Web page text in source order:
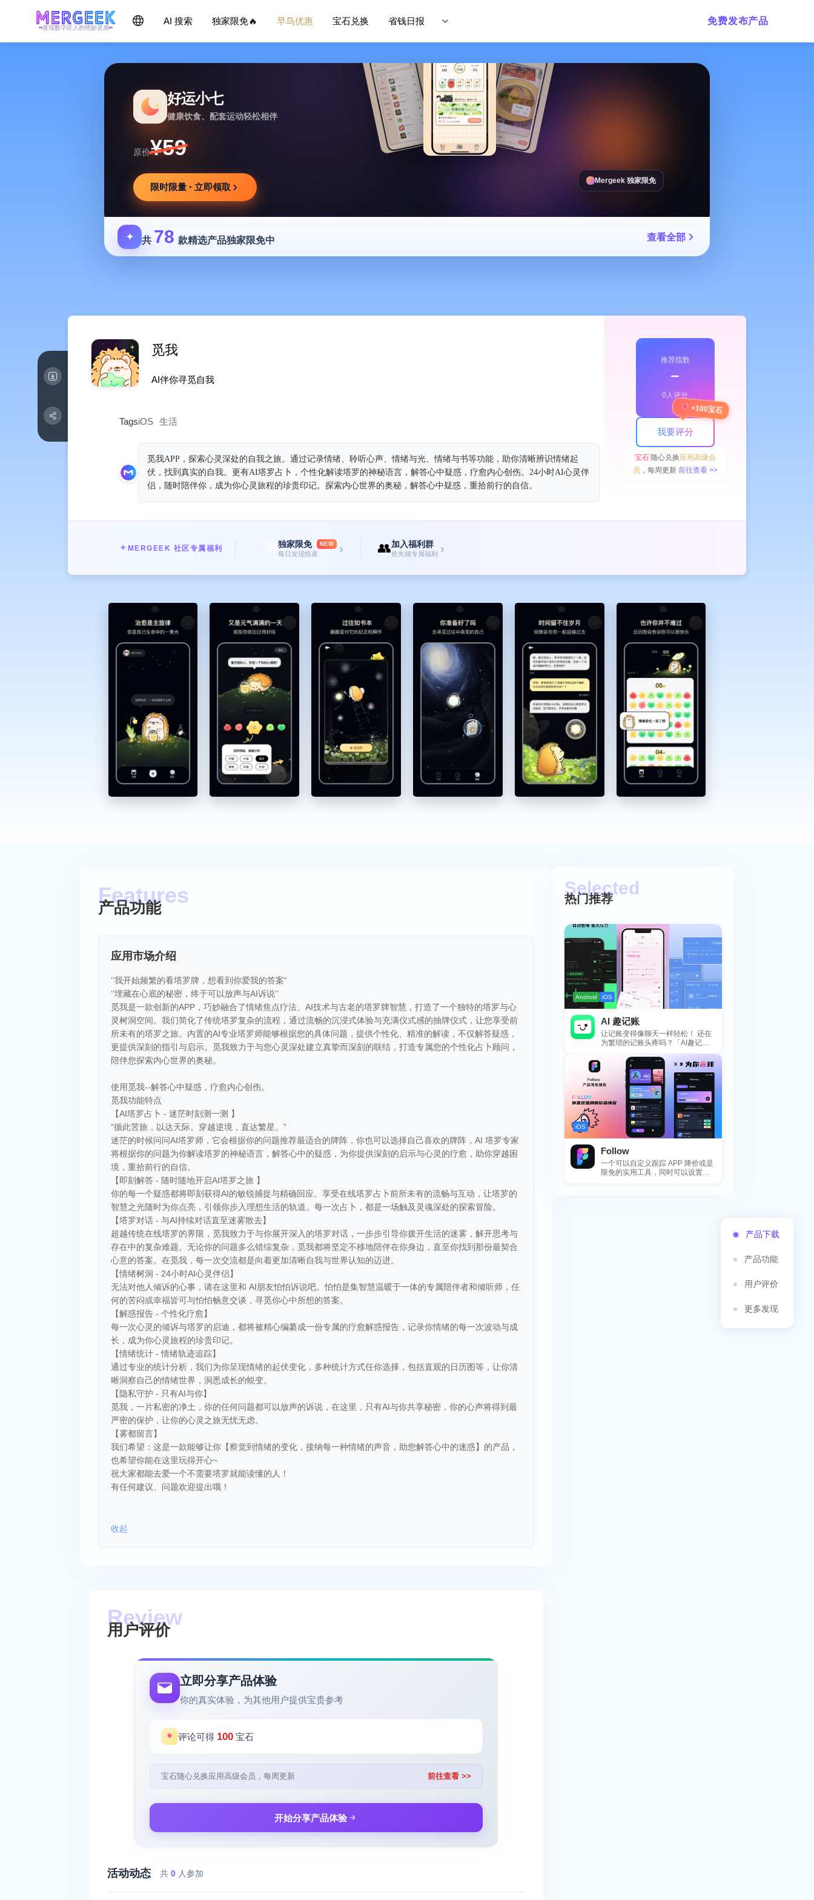
发现数字匠人的绝妙灵感
AI 搜索 独家限免🔥 早鸟优惠 宝石兑换 省钱日报 免费发布产品
好运小七
健康饮食、配套运动轻松相伴
原价¥59
限时限量 · 立即领取
Mergeek 独家限免
✦ 共 78 款精选产品独家限免中 查看全部
觅我
AI伴你寻觅自‪我‬
TagsiOS 生活
觅我APP，探索心灵深处的自我之旅。通过记录情绪、聆听心声、情绪与光、情绪与书等功能，助你清晰辨识情绪起
伏，找到真实的自我。更有AI塔罗占卜，个性化解读塔罗的神秘语言，解答心中疑惑，疗愈内心创伤。24小时AI心灵伴
侣，随时陪伴你，成为你心灵旅程的珍贵印记。探索内心世界的奥秘，解答心中疑惑，重拾前行的自信。
推荐指数
﹣
0人评分
我要评分
+100宝石
宝石随心兑换应用高级会
员 ，每周更新 前往查看 >>
✦ MERGEEK 社区专属福利 独家限免 NEW
每日发现惊喜 › 👥加入福利群
抢先领专属福利 ›
产品下载
产品功能
用户评价
更多发现
产品功能
应用市场介绍
‘’我开始频繁的看塔罗牌，想看到你爱我的答案“
‘’埋藏在心底的秘密，终于可以放声与AI诉说‘’
觅我是一款创新的APP，巧妙融合了情绪焦点疗法、AI技术与古老的塔罗牌智慧，打造了一个独特的塔罗与心
灵树洞空间。我们简化了传统塔罗复杂的流程，通过流畅的沉浸式体验与充满仪式感的抽牌仪式，让您享受前
所未有的塔罗之旅。内置的AI专业塔罗师能够根据您的具体问题，提供个性化、精准的解读，不仅解答疑惑，
更提供深刻的指引与启示。觅我致力于与您心灵深处建立真挚而深刻的联结，打造专属您的个性化占卜顾问，
陪伴您探索内心世界的奥秘。
使用觅我--解答心中疑惑，疗愈内心创伤。
觅我功能特点
【AI塔罗占卜 - 迷茫时刻测一测 】
“循此苦旅，以达天际。穿越逆境，直达繁星。”
迷茫的时候问问AI塔罗师，它会根据你的问题推荐最适合的牌阵，你也可以选择自己喜欢的牌阵，AI 塔罗专家
将根据你的问题为你解读塔罗的神秘语言，解答心中的疑惑，为你提供深刻的启示与心灵的疗愈，助你穿越困
境，重拾前行的自信。
【即刻解答 - 随时随地开启AI塔罗之旅 】
你的每一个疑惑都将即刻获得AI的敏锐捕捉与精确回应。享受在线塔罗占卜前所未有的流畅与互动，让塔罗的
智慧之光随时为你点亮，引领你步入理想生活的轨道。每一次占卜，都是一场触及灵魂深处的探索冒险。
【塔罗对话 - 与AI持续对话直至迷雾散去】
超越传统在线塔罗的界限，觅我致力于与你展开深入的塔罗对话，一步步引导你拨开生活的迷雾，解开思考与
存在中的复杂难题。无论你的问题多么错综复杂，觅我都将坚定不移地陪伴在你身边，直至你找到那份最契合
心意的答案。在觅我，每一次交流都是向着更加清晰自我与世界认知的迈进。
【情绪树洞 - 24小时AI心灵伴侣】
无法对他人倾诉的心事，请在这里和 AI朋友怕怕诉说吧。怕怕是集智慧温暖于一体的专属陪伴者和倾听师，任
何的苦闷或幸福皆可与怕怕畅意交谈，寻觅你心中所想的答案。
【解惑报告 - 个性化疗愈】
每一次心灵的倾诉与塔罗的启迪，都将被精心编纂成一份专属的疗愈解惑报告，记录你情绪的每一次波动与成
长，成为你心灵旅程的珍贵印记。
【情绪统计 - 情绪轨迹追踪】
通过专业的统计分析，我们为你呈现情绪的起伏变化，多种统计方式任你选择，包括直观的日历图等，让你清
晰洞察自己的情绪世界，洞悉成长的蜕变。
【隐私守护 - 只有AI与你】
觅我，一片私密的净土，你的任何问题都可以放声的诉说，在这里，只有AI与你共享秘密，你的心声将得到最
严密的保护，让你的心灵之旅无忧无虑。
【雾都留言】
我们希望：这是一款能够让你【察觉到情绪的变化，接纳每一种情绪的声音，助您解答心中的迷惑】的产品，
也希望你能在这里玩得开心~
祝大家都能去爱一个不需要塔罗就能读懂的人！
有任何建议、问题欢迎提出哦！
收起
用户评价
立即分享产品体验
你的真实体验，为其他用户提供宝贵参考
评论可得 100 宝石
宝石随心兑换应用高级会员，每周更新 前往查看 >>
开始分享产品体验
活动动态 共 0 人参加
热门推荐
Android iOS
AI 趣记账
让记账变得像聊天一样轻松！ 还在
为繁琐的记账头疼吗？「AI趣记
账」来拯救你啦！这款智能记账工
具专为懒...
iOS
Follow
一个可以自定义跟踪 APP 降价或是
限免的实用工具，同时可以设置包